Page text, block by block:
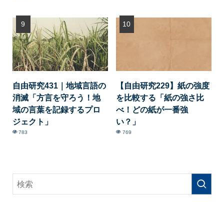
自由研究431｜地域言語の
消滅「方言を守ろう！地
域の言葉を記録するプロ
ジェクト」
783
【自由研究229】紙の強度
を比較する「紙の強さ比
べ！どの紙が一番強
い？」
769